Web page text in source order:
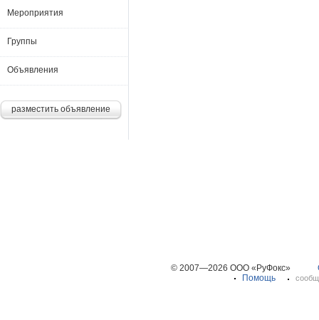
Мероприятия
Группы
Объявления
разместить объявление
© 2007—2026 ООО «РуФокс»
Помощь